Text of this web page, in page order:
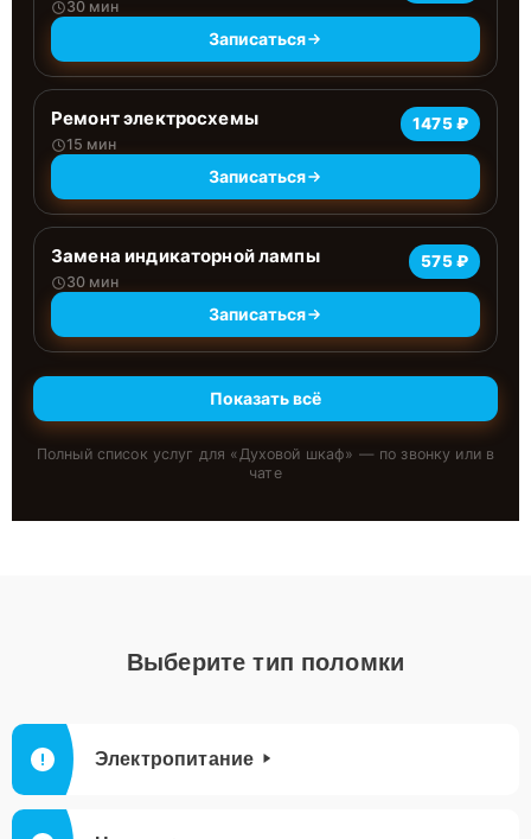
30 мин
Записаться
Ремонт электросхемы
15 мин
1475 ₽
Записаться
Замена индикаторной лампы
30 мин
575 ₽
Записаться
Показать всё
Полный список услуг для «Духовой шкаф» — по звонку или в
чате
Выберите тип поломки
Электропитание